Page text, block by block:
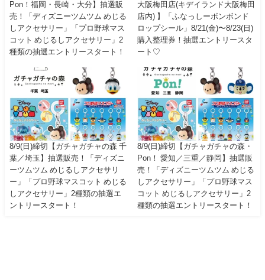
Pon！福岡・長崎・大分】抽選販
売！「ディズニーツムツム めじる
しアクセサリー」「プロ野球マス
コット めじるしアクセサリー」2
種類の抽選エントリースタート！
大阪梅田店(キデイランド大阪梅田
店内) 】「ふなっしーボンボンド
ロップシール」8/21(金)〜8/23(日)
購入整理券！抽選エントリースタ
ート♡
8/9(日)締切【ガチャガチャの森 千
葉／埼玉】抽選販売！「ディズニ
ーツムツム めじるしアクセサリ
ー」「プロ野球マスコット めじる
しアクセサリー」2種類の抽選エ
ントリースタート！
8/9(日)締切【ガチャガチャの森・
Pon！ 愛知／三重／静岡】抽選販
売！「ディズニーツムツム めじる
しアクセサリー」「プロ野球マス
コット めじるしアクセサリー」2
種類の抽選エントリースタート！